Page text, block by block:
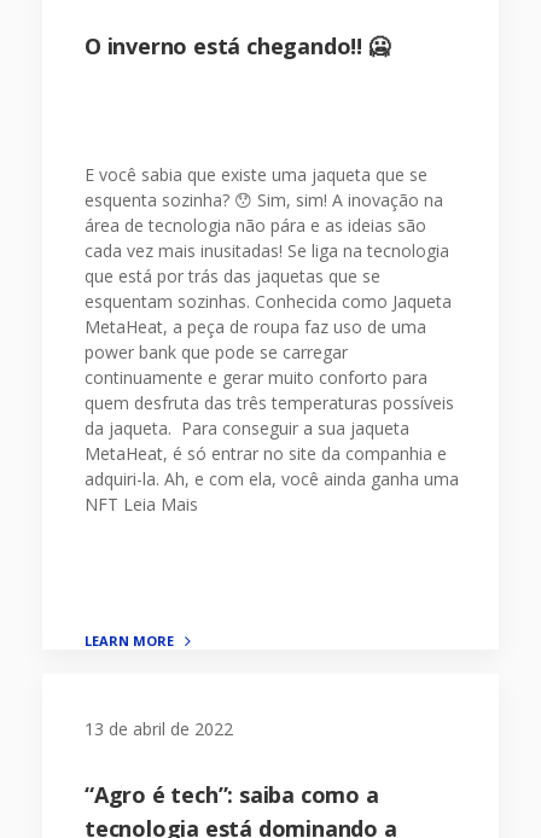
O inverno está chegando!! 🥶
E você sabia que existe uma jaqueta que se
esquenta sozinha? 😯 Sim, sim! A inovação na
área de tecnologia não pára e as ideias são
cada vez mais inusitadas! Se liga na tecnologia
que está por trás das jaquetas que se
esquentam sozinhas. Conhecida como Jaqueta
MetaHeat, a peça de roupa faz uso de uma
power bank que pode se carregar
continuamente e gerar muito conforto para
quem desfruta das três temperaturas possíveis
da jaqueta. Para conseguir a sua jaqueta
MetaHeat, é só entrar no site da companhia e
adquiri-la. Ah, e com ela, você ainda ganha uma
NFT Leia Mais
LEARN MORE
13 de abril de 2022
“Agro é tech”: saiba como a
tecnologia está dominando a